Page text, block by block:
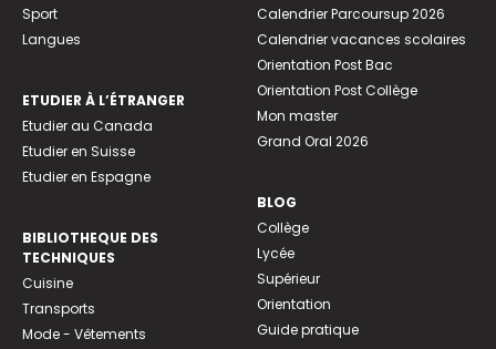
Sport
Langues
ETUDIER À L’ÉTRANGER
Etudier au Canada
Etudier en Suisse
Etudier en Espagne
BIBLIOTHEQUE DES
TECHNIQUES
Cuisine
Transports
Mode - Vêtements
Calendrier Parcoursup 2026
Calendrier vacances scolaires
Orientation Post Bac
Orientation Post Collège
Mon master
Grand Oral 2026
BLOG
Collège
Lycée
Supérieur
Orientation
Guide pratique